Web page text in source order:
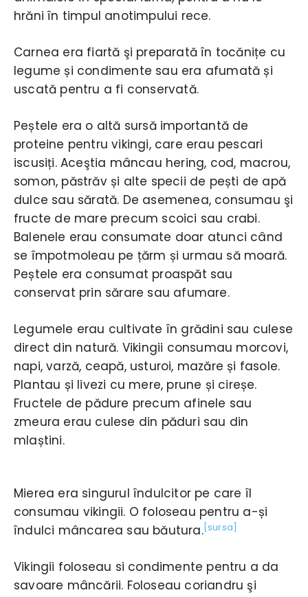
hrăni în timpul anotimpului rece.
Carnea era fiartă şi preparată în tocănițe cu
legume și condimente sau era afumată și
uscată pentru a fi conservată.
Peștele era o altă sursă importantă de
proteine pentru vikingi, care erau pescari
iscusiți. Aceştia mâncau hering, cod, macrou,
somon, păstrăv și alte specii de pești de apă
dulce sau sărată. De asemenea, consumau şi
fructe de mare precum scoici sau crabi.
Balenele erau consumate doar atunci când
se împotmoleau pe țărm și urmau să moară.
Peștele era consumat proaspăt sau
conservat prin sărare sau afumare.
Legumele erau cultivate în grădini sau culese
direct din natură. Vikingii consumau morcovi,
napi, varză, ceapă, usturoi, mazăre și fasole.
Plantau și livezi cu mere, prune și cireșe.
Fructele de pădure precum afinele sau
zmeura erau culese din păduri sau din
mlaștini.
Mierea era singurul îndulcitor pe care îl
consumau vikingii. O foloseau pentru a-și
îndulci mâncarea sau băutura. [sursa]
Vikingii foloseau si condimente pentru a da
savoare mâncării. Foloseau coriandru şi